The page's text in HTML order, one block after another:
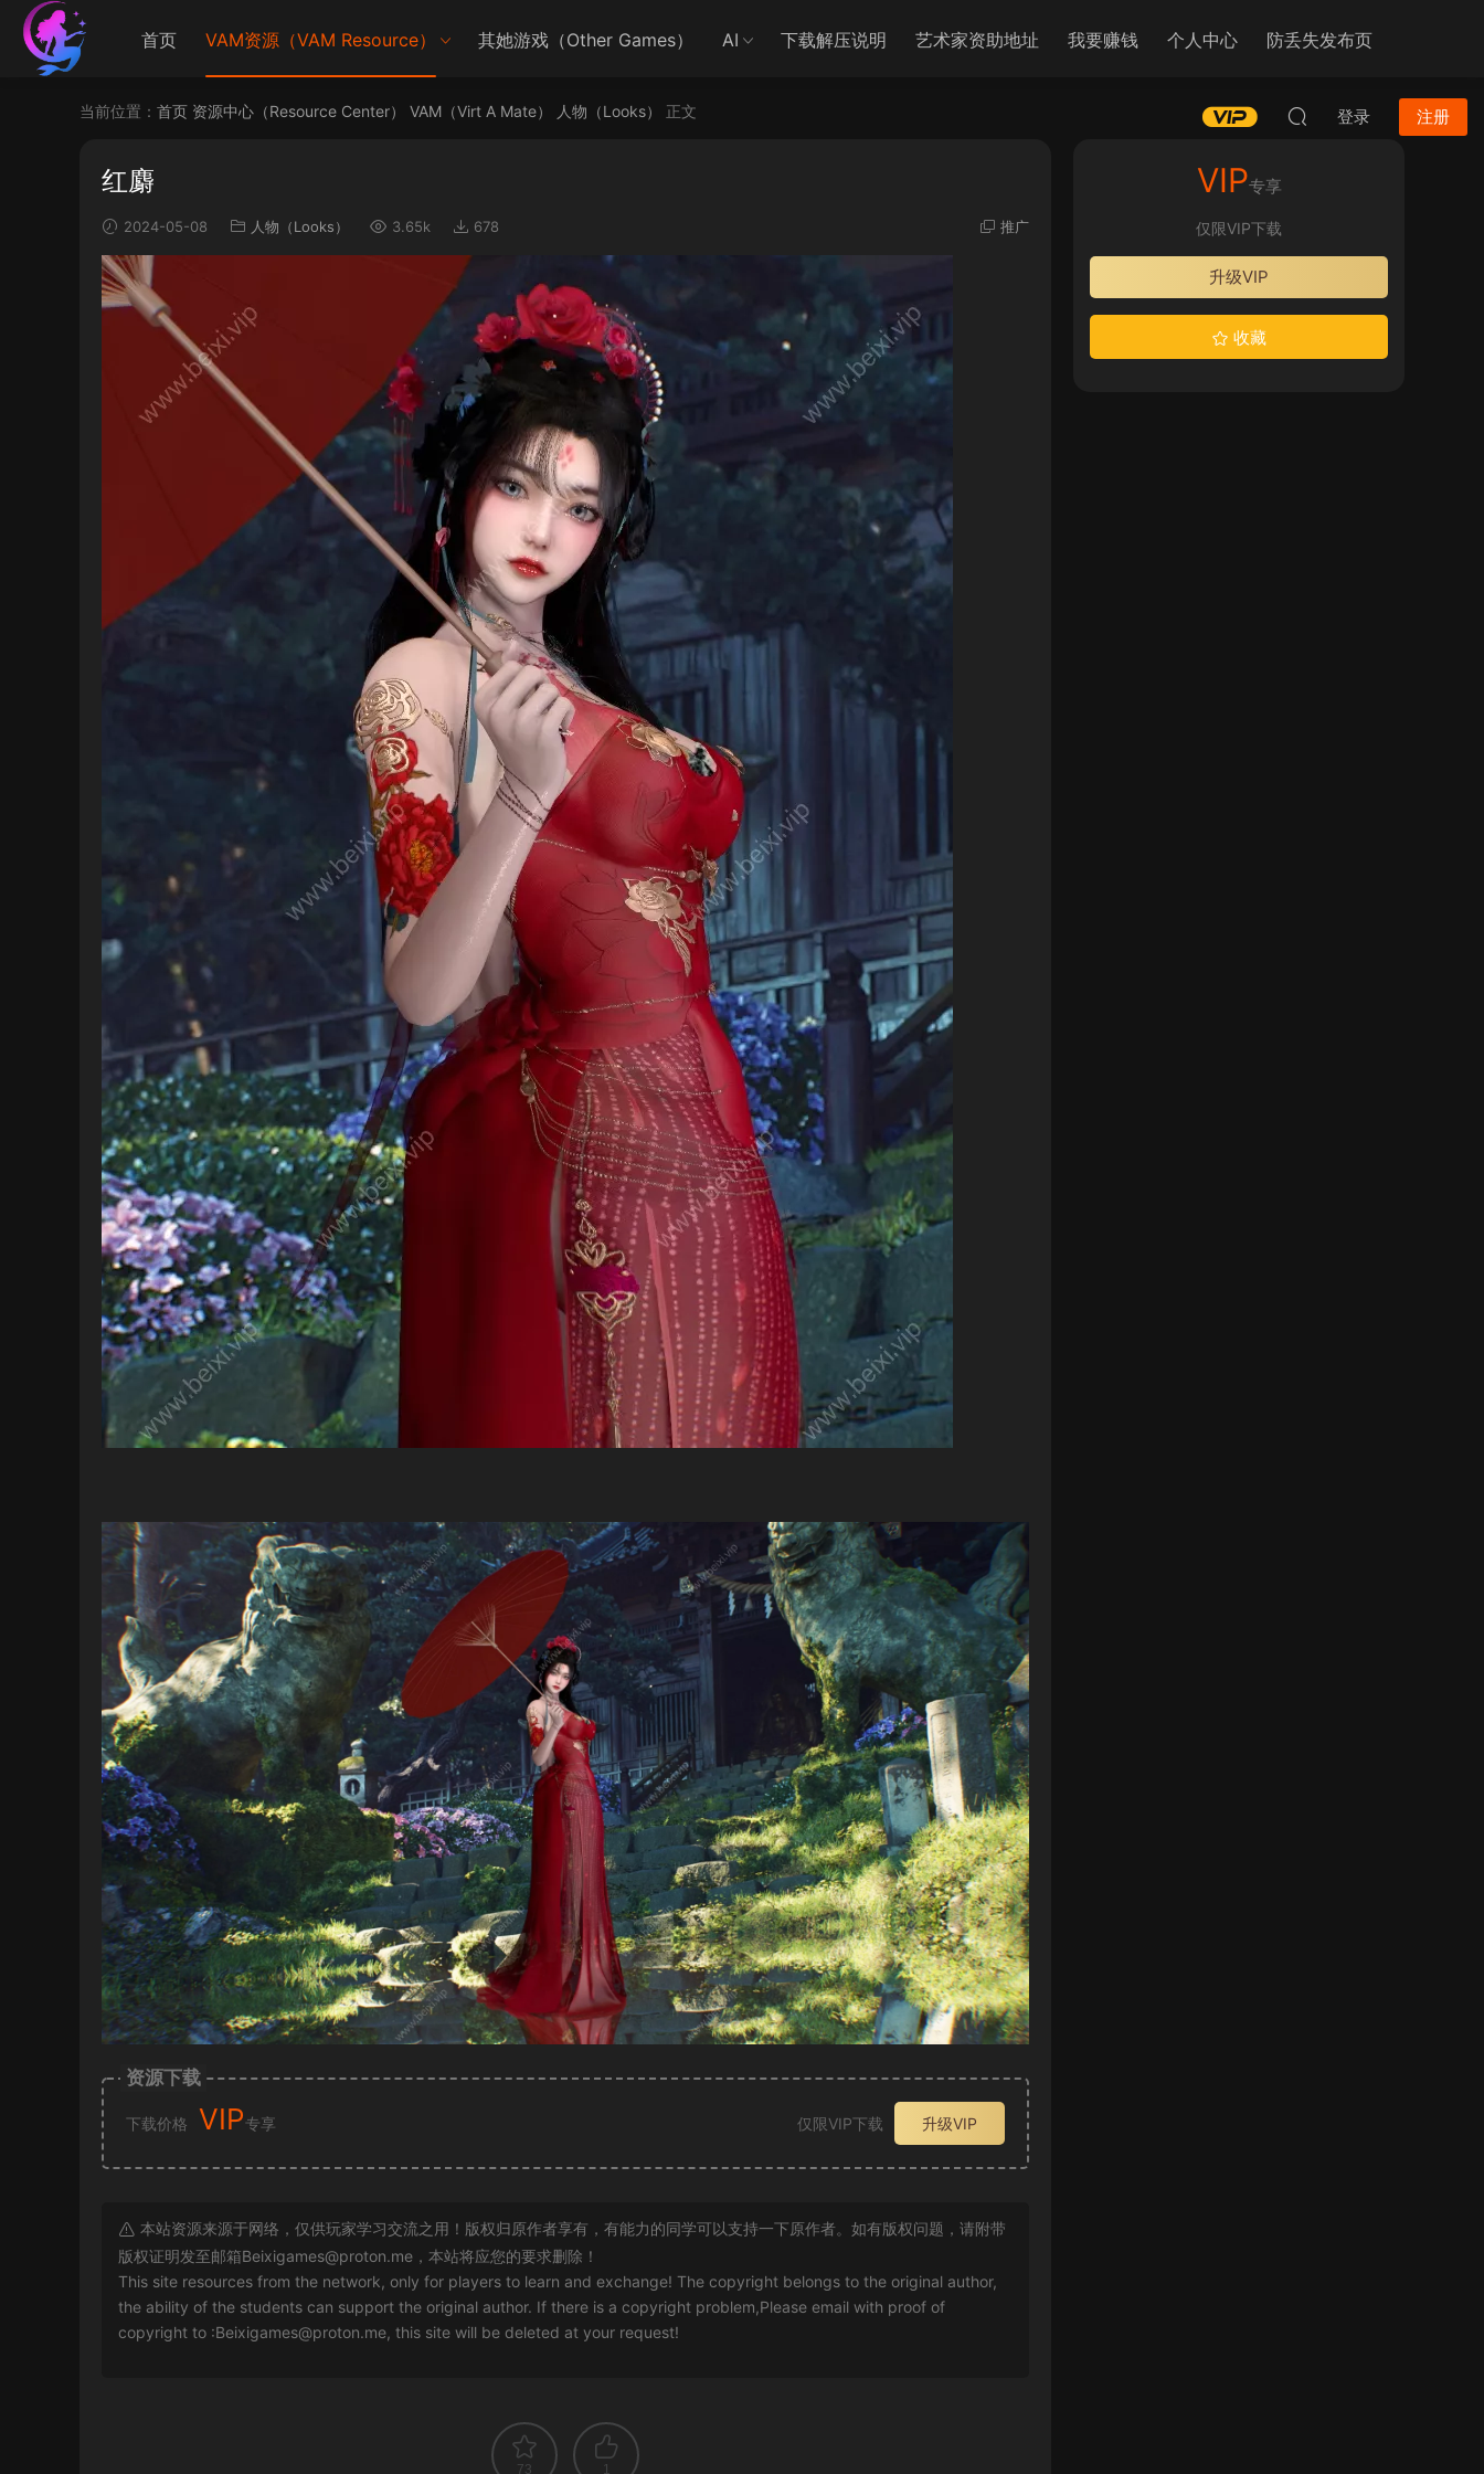
首页 VAM资源（VAM Resource） 其她游戏（Other Games） AI 下载解压说明 艺术家资助地址 我要赚钱 个人中心 防丢失发布页
登录 注册
当前位置： 首页 资源中心（Resource Center） VAM（Virt A Mate） 人物（Looks） 正文
红麝
2024-05-08 人物（Looks） 3.65k 678 推广
资源下载
下载价格 VIP专享 仅限VIP下载 升级VIP
本站资源来源于网络，仅供玩家学习交流之用！版权归原作者享有，有能力的同学可以支持一下原作者。如有版权问题，请附带
版权证明发至邮箱Beixigames@proton.me ，本站将应您的要求删除！
This site resources from the network, only for players to learn and exchange! The copyright belongs to the original author,
the ability of the students can support the original author. If there is a copyright problem,Please email with proof of
copyright to :Beixigames@proton.me, this site will be deleted at your request!
73 1
VIP专享
仅限VIP下载
升级VIP
收藏